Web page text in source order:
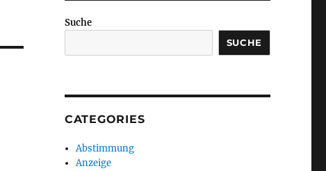
Suche
SUCHE
CATEGORIES
Abstimmung
Anzeige